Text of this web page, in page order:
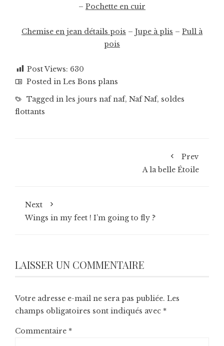
– Pochette en cuir
Chemise en jean détails pois – Jupe à plis – Pull à
pois
Post Views: 630
Posted in Les Bons plans
Tagged in les jours naf naf, Naf Naf, soldes
flottants
Prev
A la belle Étoile
Next
Wings in my feet ! I’m going to fly ?
LAISSER UN COMMENTAIRE
Votre adresse e-mail ne sera pas publiée. Les
champs obligatoires sont indiqués avec *
Commentaire *